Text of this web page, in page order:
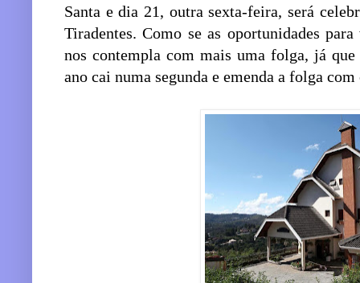
Santa e dia 21, outra sexta-feira, será
Tiradentes. Como se as oportunidades
nos contempla com mais uma folga, já
ano cai numa segunda e emenda a folga